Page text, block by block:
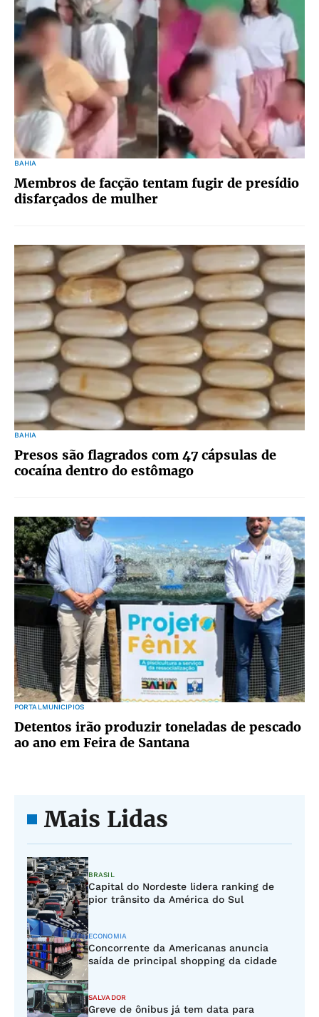
BAHIA
Membros de facção tentam fugir de presídio
disfarçados de mulher
BAHIA
Presos são flagrados com 47 cápsulas de
cocaína dentro do estômago
PORTALMUNICIPIOS
Detentos irão produzir toneladas de pescado
ao ano em Feira de Santana
Mais Lidas
BRASIL
Capital do Nordeste lidera ranking de
pior trânsito da América do Sul
ECONOMIA
Concorrente da Americanas anuncia
saída de principal shopping da cidade
SALVADOR
Greve de ônibus já tem data para